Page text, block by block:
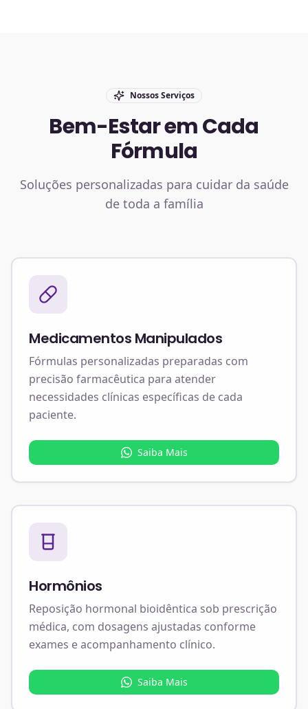
Nossos Serviços
Bem-Estar em Cada
Fórmula
Soluções personalizadas para cuidar da saúde
de toda a família
Medicamentos Manipulados
Fórmulas personalizadas preparadas com
precisão farmacêutica para atender
necessidades clínicas específicas de cada
paciente.
Saiba Mais
Hormônios
Reposição hormonal bioidêntica sob prescrição
médica, com dosagens ajustadas conforme
exames e acompanhamento clínico.
Saiba Mais